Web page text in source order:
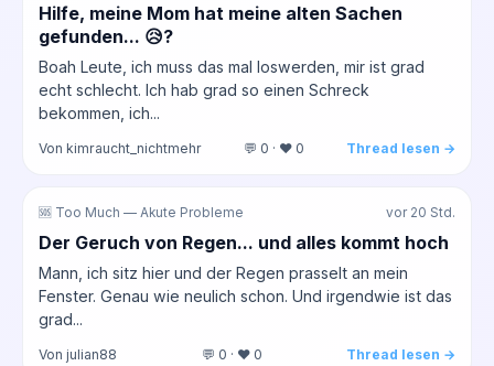
Hilfe, meine Mom hat meine alten Sachen
gefunden... 😥?
Boah Leute, ich muss das mal loswerden, mir ist grad
echt schlecht. Ich hab grad so einen Schreck
bekommen, ich...
Von kimraucht_nichtmehr 💬 0 · ❤️ 0 Thread lesen →
🆘 Too Much — Akute Probleme vor 20 Std.
Der Geruch von Regen... und alles kommt hoch
Mann, ich sitz hier und der Regen prasselt an mein
Fenster. Genau wie neulich schon. Und irgendwie ist das
grad...
Von julian88 💬 0 · ❤️ 0 Thread lesen →